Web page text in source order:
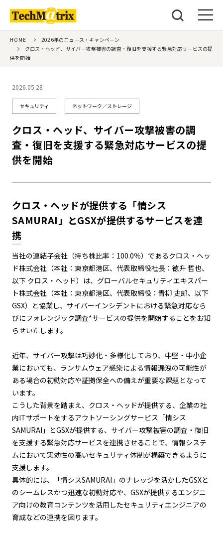
HOME
2026年のニュース・キャンペーン
クロス・ヘッド、サイバー攻撃被害の調査・復旧を支援する緊急対応サービスの提
供を開始
2026.05.28
セキュリティ ネットワーク／ストレージ
クロス・ヘッド、サイバー攻撃被害の調
査・復旧を支援する緊急対応サービスの提
供を開始
クロス・ヘッドが提供する「情シス
SAMURAI」とGSXが提供するサービスを連
携
当社の連結子会社（持ち株比率：100.0％）であるクロス・ヘッ
ド株式会社（本社：東京都港区、代表取締役社長：徳升 哲也、
以下 クロス・ヘッド）は、グローバルセキュリティエキスパー
ト株式会社（本社：東京都港区、代表取締役：青柳 史郎、以下
GSX）と協業し、サイバーインシデントにおける緊急対応なら
びにフォレンジック調査*サービスの提供を開始することをお知
らせいたします。
近年、サイバー攻撃は巧妙化・多様化しており、中堅・中小企
業においても、ランサムウェア感染による情報漏洩の可能性が
ある場合の初動対応や証拠保全への備えが重要な課題となって
います。
こうした背景を踏まえ、クロス・ヘッドが提供する、企業の社
内ITサポートをするアウトソーシングサービス「情シス
SAMURAI」とGSXが提供する、サイバー攻撃被害の調査・復旧
を支援する緊急対応サービスを連携させることで、情報システ
ムにおいて実効性の高いセキュリティ体制が構築できるように
支援します。
具体的には、「情シスSAMURAI」のナレッジを活かしたGSXと
のシームレスかつ迅速な初動対応や、GSXが提供するエンジニ
ア向けの教育コンテンツを活用したセキュリティエンジニアの
育成などの連携を図ります。